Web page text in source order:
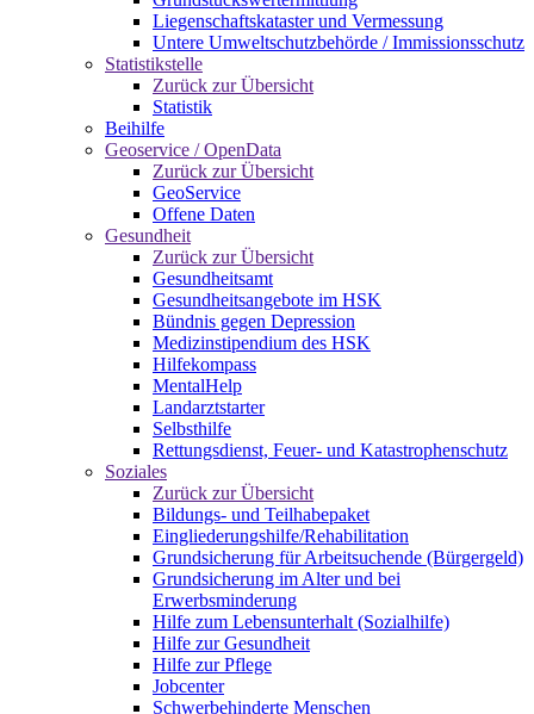
Liegenschaftskataster und Vermessung
Untere Umweltschutzbehörde / Immissionsschutz
Statistikstelle
Zurück zur Übersicht
Statistik
Beihilfe
Geoservice / OpenData
Zurück zur Übersicht
GeoService
Offene Daten
Gesundheit
Zurück zur Übersicht
Gesundheitsamt
Gesundheitsangebote im HSK
Bündnis gegen Depression
Medizinstipendium des HSK
Hilfekompass
MentalHelp
Landarztstarter
Selbsthilfe
Rettungsdienst, Feuer- und Katastrophenschutz
Soziales
Zurück zur Übersicht
Bildungs- und Teilhabepaket
Eingliederungshilfe/Rehabilitation
Grundsicherung für Arbeitsuchende (Bürgergeld)
Grundsicherung im Alter und bei
Erwerbsminderung
Hilfe zum Lebensunterhalt (Sozialhilfe)
Hilfe zur Gesundheit
Hilfe zur Pflege
Jobcenter
Schwerbehinderte Menschen